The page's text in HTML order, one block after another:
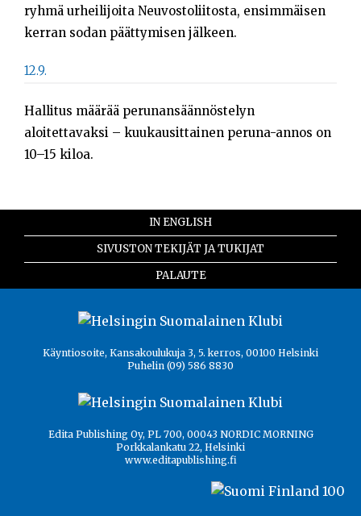
ryhmä urheilijoita Neuvostoliitosta, ensimmäisen
kerran sodan päättymisen jälkeen.
12.9.
Hallitus määrää perunansäännöstelyn
aloitettavaksi – kuukausittainen peruna-annos on
10–15 kiloa.
IN ENGLISH
SIVUSTON TEKIJÄT JA TUKIJAT
PALAUTE
Käyntiosoite, Kansakoulukuja 3, 5. kerros, 00100 Helsinki
Puhelin (09) 586 8830
Edita Publishing Oy, PL 700, 00043 NORDIC MORNING
Porkkalankatu 22, Helsinki
www.editapublishing.fi